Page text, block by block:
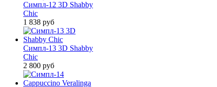
Симпл-12 3D Shabby
Chic
1 838 руб
Симпл-13 3D Shabby
Chic
2 800 руб